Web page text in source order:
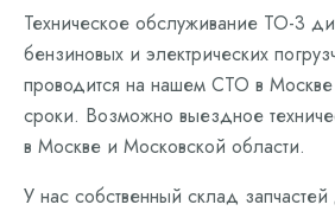
Техническое обслуживание ТО-3
бензиновых и электрических
проводится на нашем СТО в Москве
сроки. Возможно выездное
в Москве и Московской области.
У нас собственный склад